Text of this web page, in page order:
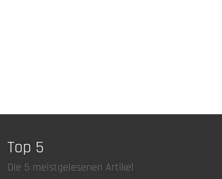
Top 5
Die 5 meistgelesenen Artikel